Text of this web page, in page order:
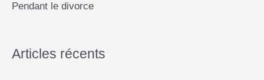
hPendant le divorce
Articles récents